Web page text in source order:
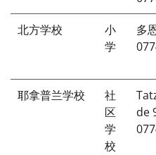
北方学校
小
学
多
耶拿普兰学校
社
区
学
校
de